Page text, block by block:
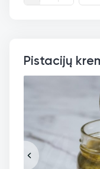
Pistacijų